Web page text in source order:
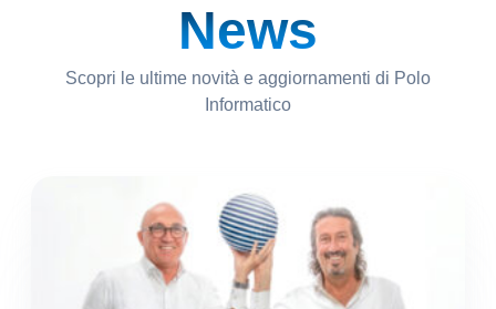
News
Scopri le ultime novità e aggiornamenti di Polo
Informatico